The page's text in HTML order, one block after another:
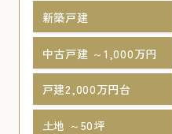
新築戸建
中古戸建 ～1,000万円
戸建2,000万円台
土地 ～50坪